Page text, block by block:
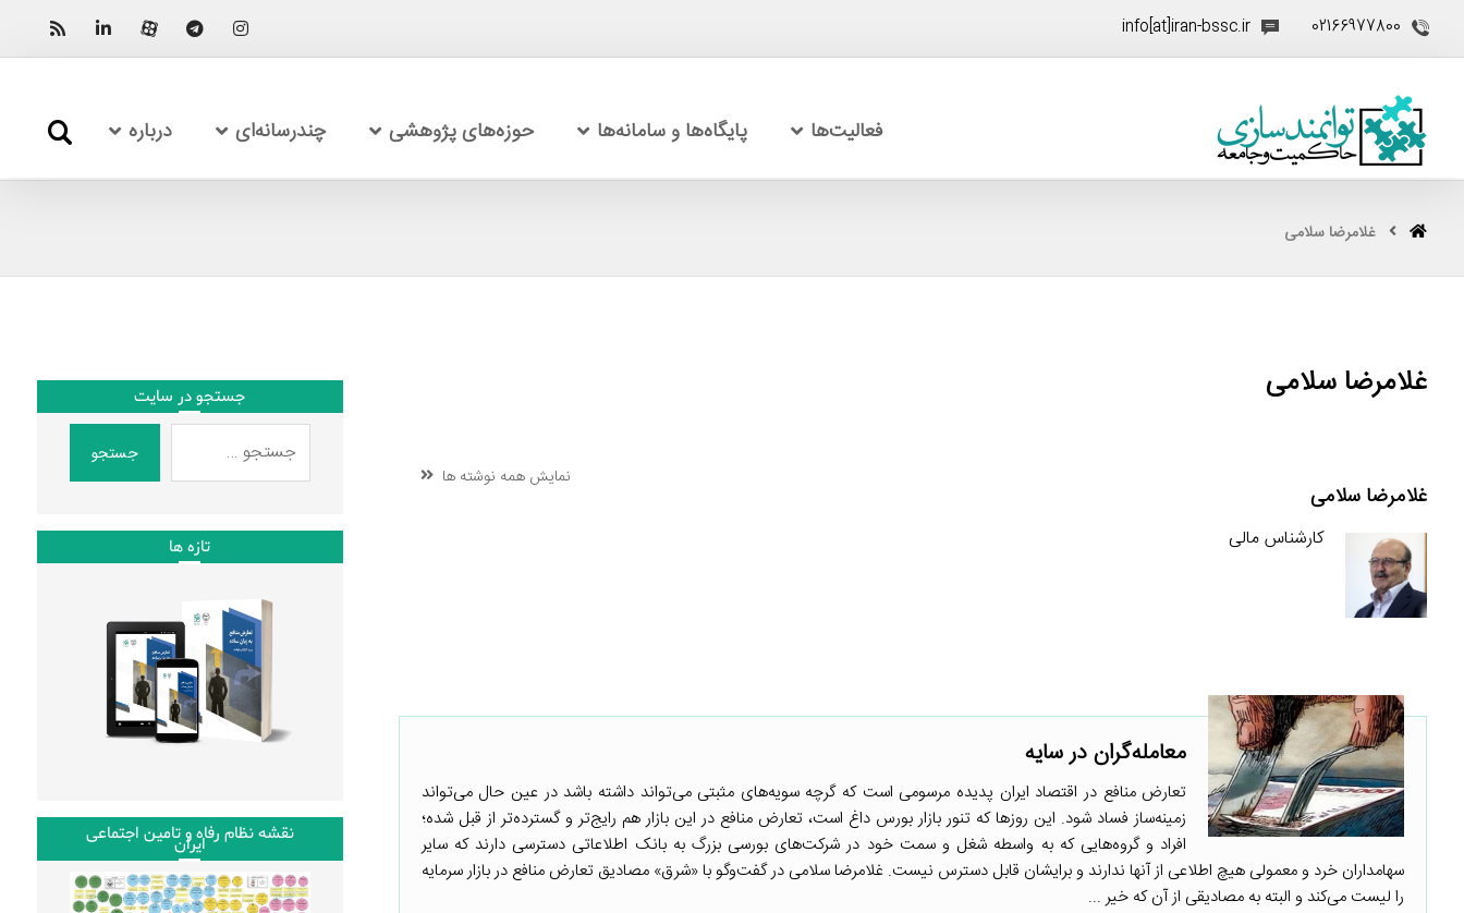
02166977800
info[at]iran-bssc.ir
فعالیت‌ها پایگاه‌ها و سامانه‌ها حوزه‌های پژوهشی چندرسانه‌ای درباره
غلامرضا سلامی
غلامرضا سلامی
غلامرضا سلامی
نمایش همه نوشته ها
کارشناس مالی
معامله‌گران در سایه
تعارض منافع در اقتصاد ایران پدیده مرسومی است که گرچه سویه‌های مثبتی می‌تواند داشته باشد در عین حال می‌تواند
زمینه‌ساز فساد شود. این روزها که تنور بازار بورس داغ است، تعارض منافع در این بازار هم رایج‌تر و گسترده‌تر از قبل شده؛
افراد و گروه‌هایی که به واسطه شغل و سمت خود در شرکت‌های بورسی بزرگ به بانک اطلاعاتی دسترسی دارند که سایر
سهامداران خرد و معمولی هیچ اطلاعی از آنها ندارند و برایشان قابل دسترس نیست. غلامرضا سلامی در گفت‌و‌گو با «شرق» مصادیق تعارض منافع در بازار سرمایه
را لیست می‌کند و البته به مصادیقی از آن که خیر ...
جستجو در سایت
جستجو
تازه ها
نقشه نظام رفاه و تامین اجتماعی
ایران